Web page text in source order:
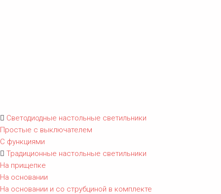
Светодиодные настольные светильники
Простые с выключателем
С функциями
Традиционные настольные светильники
На прищепке
На основании
На основании и со струбциной в комплекте